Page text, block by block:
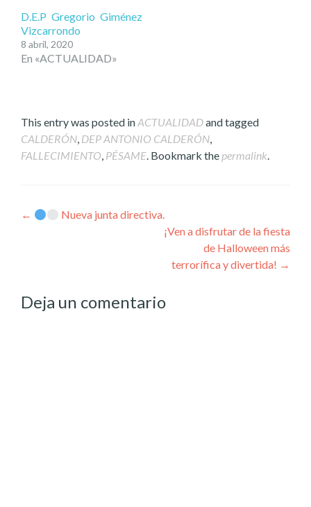
D.E.P Gregorio Giménez
Vizcarrondo
8 abril, 2020
En «ACTUALIDAD»
This entry was posted inACTUALIDADand tagged
CALDERÓN, DEP ANTONIO CALDERÓN,
FALLECIMIENTO, PÉSAME. Bookmark the permalink.
Post
←
Nueva junta directiva.
¡Ven a disfrutar de la fiesta
de Halloween más
terrorífica y divertida! →
Deja un comentario